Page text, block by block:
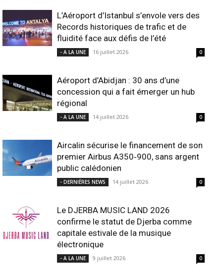
L’Aéroport d’Istanbul s’envole vers des
Records historiques de trafic et de
fluidité face aux défis de l’été
- A LA UNE 16 juillet 2026 0
Aéroport d’Abidjan : 30 ans d’une
concession qui a fait émerger un hub
régional
- A LA UNE 14 juillet 2026 0
Aircalin sécurise le financement de son
premier Airbus A350‑900, sans argent
public calédonien
- DERNIÈRES NEWS 14 juillet 2026 0
Le DJERBA MUSIC LAND 2026
confirme le statut de Djerba comme
capitale estivale de la musique
électronique
- A LA UNE 9 juillet 2026 0